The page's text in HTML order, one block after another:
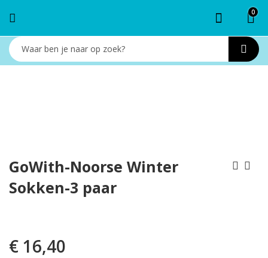
0
GoWith-Noorse Winter
Sokken-3 paar
€ 16,40